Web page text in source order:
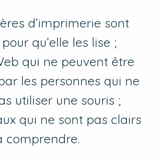
d’imprimerie sont
qu’elle les lise ;
qui ne peuvent être
les personnes qui ne
utiliser une souris ;
qui ne sont pas clairs
comprendre.